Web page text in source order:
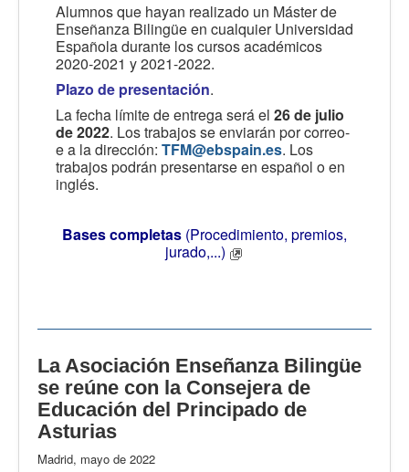
Alumnos que hayan realizado un Máster de
Enseñanza Bilingüe en cualquier Universidad
Española durante los cursos académicos
2020-2021 y 2021-2022.
Plazo de presentación.
La fecha límite de entrega será el 26 de julio
de 2022. Los trabajos se enviarán por correo-
e a la dirección: TFM@ebspain.es. Los
trabajos podrán presentarse en español o en
inglés.
Bases completas (Procedimiento, premios,
jurado,...)
La Asociación Enseñanza Bilingüe
se reúne con la Consejera de
Educación del Principado de
Asturias
Madrid, mayo de 2022